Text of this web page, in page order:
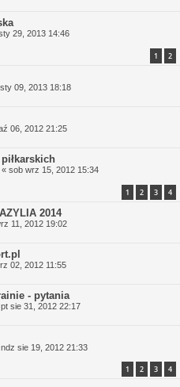
29, 2013 14:46
1 2
09, 2013 18:18
06, 2012 21:25
« sob wrz 15, 2012 15:34
1 2 3 4
2014
11, 2012 19:02
02, 2012 11:55
- pytania
pt sie 31, 2012 22:17
ndz sie 19, 2012 21:33
1 2 3 4